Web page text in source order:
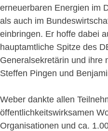
erneuerbaren Energien im
als auch im
einbringen. Er hoffe dabei
hauptamtliche Spitze des
Generalsekretärin und ihre
Steffen Pingen und
Weber dankte allen
öffentlichkeitswirksamen
Organisationen und ca.